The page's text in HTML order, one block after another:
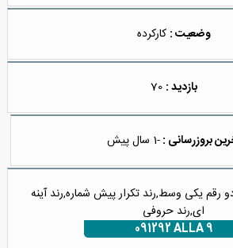
وضعیت : کارکرده
بازدید : 70
بروزرسانی :-1 سال پیش
دو رقم یکی وسط,رند تکرار پیش شماره,رند آینه
ای,رند حروفی
091292 ALLA 9